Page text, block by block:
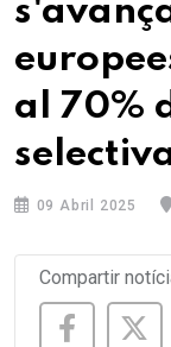
al 70%
09 Abril 2025
Compartir